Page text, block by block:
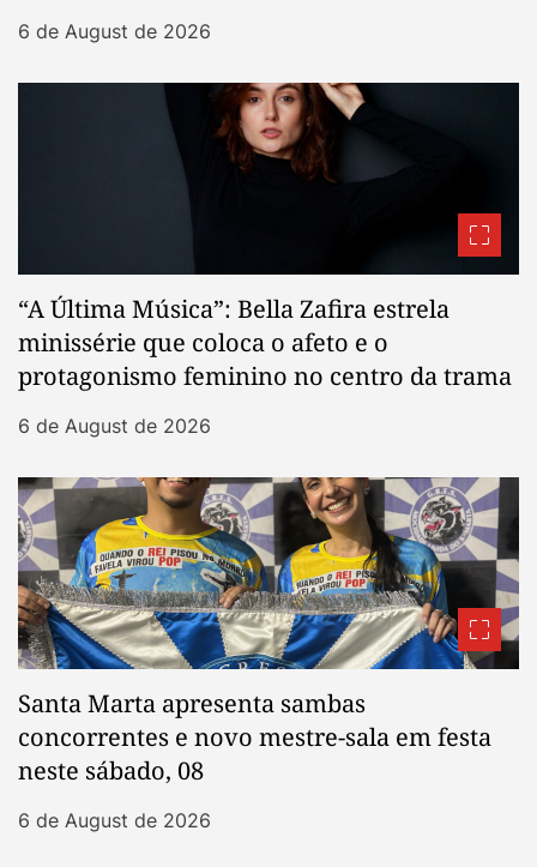
6 de August de 2026
“A Última Música”: Bella Zafira estrela
minissérie que coloca o afeto e o
protagonismo feminino no centro da trama
6 de August de 2026
Santa Marta apresenta sambas
concorrentes e novo mestre-sala em festa
neste sábado, 08
6 de August de 2026